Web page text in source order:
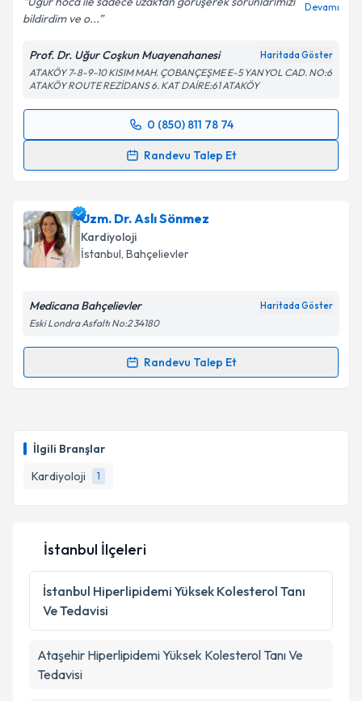
İlgili Branşlar
Kardiyoloji
1
Metni'ni okudum ve kişisel verilerimin belirtilen
kapsamda işlenmesini kabul ediyorum.
Takvim Talebini Gönder
bildirdim ve o...
Devamı
Prof. Dr. Uğur Coşkun Muayenahanesi Haritada Göster
ATAKÖY 7-8-9-10 KISIM MAH. ÇOBANÇEŞME E-5 YANYOL CAD. NO:6
ATAKÖY ROUTE REZİDANS 6. KAT DAİRE:61 ATAKÖY
0 (850) 811 78 74
Randevu Talep Et
Randevu Takvimi Talebi
takvim hazırlandığında e-posta ile bilgilendireceğiz.
E-posta Adresiniz
Kişisel verilerimin işlenmesine ilişkin
Metni'ni okudum ve kişisel verilerimin belirtilen
kapsamda işlenmesini kabul ediyorum.
Uzm. Dr. Aslı Sönmez
Kardiyoloji
İstanbul, Bahçelievler
Medicana Bahçelievler Haritada Göster
Eski Londra Asfaltı No:2 34180
Randevu Talep Et
Randevu Takvimi Talebi
takvim hazırlandığında e-posta ile bilgilendireceğiz.
E-posta Adresiniz
Kişisel verilerimin işlenmesine ilişkinAydınlatma
Metni
'ni okudum ve kişisel verilerimin belirtilen
kapsamda işlenmesini kabul ediyorum.
Takvim Talebini Gönder
İstanbul İlçeleri
İstanbul Hiperlipidemi Yüksek Kolesterol Tanı
Ve Tedavisi
Ataşehir Hiperlipidemi Yüksek Kolesterol Tanı Ve
Tedavisi